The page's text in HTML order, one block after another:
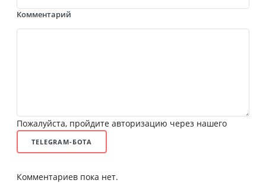
Комментарий
Пожалуйста, пройдите авторизацию через нашего
TELEGRAM-БОТА
Комментариев пока нет.